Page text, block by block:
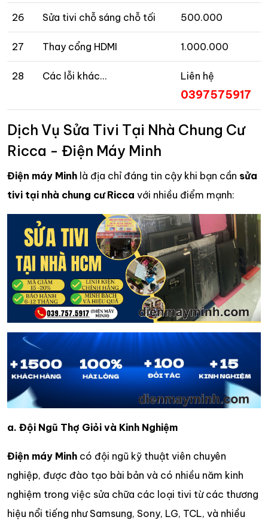
26 Sửa tivi chỗ sáng chỗ tối 500.000
27 Thay cổng HDMI 1.000.000
28 Các lỗi khác… Liên hệ
0397575917
Dịch Vụ Sửa Tivi Tại Nhà Chung Cư
Ricca - Điện Máy Minh
Điện máy Minh là địa chỉ đáng tin cậy khi bạn cần sửa
tivi tại nhà chung cư Ricca với nhiều điểm mạnh:
a. Đội Ngũ Thợ Giỏi và Kinh Nghiệm
Điện máy Minh có đội ngũ kỹ thuật viên chuyên
nghiệp, được đào tạo bài bản và có nhiều năm kinh
nghiệm trong việc sửa chữa các loại tivi từ các thương
hiệu nổi tiếng như Samsung, Sony, LG, TCL, và nhiều